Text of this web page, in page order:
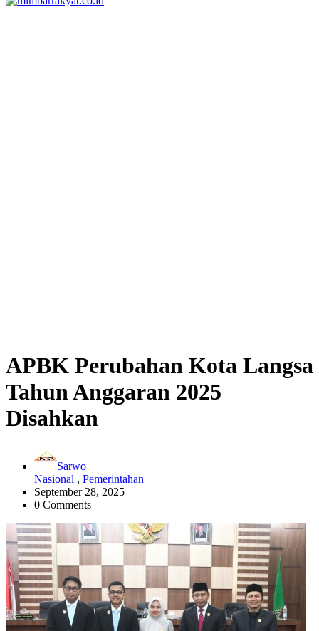
APBK Perubahan Kota Langsa
Tahun Anggaran 2025
Disahkan
Sarwo
Nasional , Pemerintahan
September 28, 2025
0 Comments